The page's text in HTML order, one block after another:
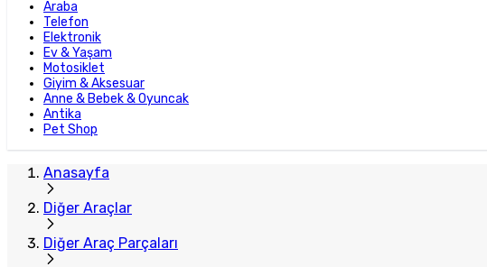
Araba
Telefon
Elektronik
Ev & Yaşam
Motosiklet
Giyim & Aksesuar
Anne & Bebek & Oyuncak
Antika
Pet Shop
Anasayfa
Diğer Araçlar
Diğer Araç Parçaları